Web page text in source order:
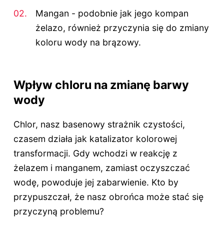
Mangan - podobnie jak jego kompan
żelazo, również przyczynia się do zmiany
koloru wody na brązowy.
Wpływ chloru na zmianę barwy
wody
Chlor, nasz basenowy strażnik czystości,
czasem działa jak katalizator kolorowej
transformacji. Gdy wchodzi w reakcję z
żelazem i manganem, zamiast oczyszczać
wodę, powoduje jej zabarwienie. Kto by
przypuszczał, że nasz obrońca może stać się
przyczyną problemu?